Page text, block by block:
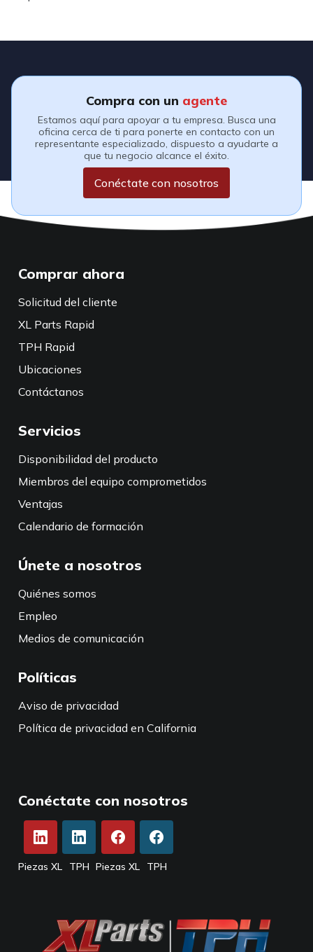
Compra con un agente
Estamos aquí para apoyar a tu empresa. Busca una
oficina cerca de ti para ponerte en contacto con un
representante especializado, dispuesto a ayudarte a
que tu negocio alcance el éxito.
Conéctate con nosotros
Comprar ahora
Solicitud del cliente
XL Parts Rapid
TPH Rapid
Ubicaciones
Contáctanos
Servicios
Disponibilidad del producto
Miembros del equipo comprometidos
Ventajas
Calendario de formación
Únete a nosotros
Quiénes somos
Empleo
Medios de comunicación
Políticas
Aviso de privacidad
Política de privacidad en California
Conéctate con nosotros
Piezas XL TPH Piezas XL TPH